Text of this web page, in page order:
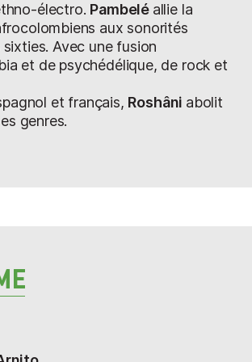
le skank et la caisse claire.
du n’goni (Andra
et Adama Bilorou
Kone), le tout agrémenté
Remy), de kora
soku, de talking
imposé dès
apports des West
son rythme.
voulait être enterré en
cheveux soient jetés
Rita Marley s’est
électro. Pambelé allie la
aux sonorités
Avec une fusion
et de psychédélique, de rock et
et français, Roshâni abolit
genres.